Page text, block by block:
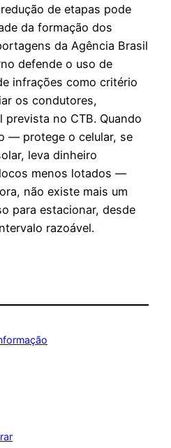
de etapas pode
da formação dos
da Agência Brasil
defende o uso de
infrações como critério
os condutores,
prevista no CTB. Quando
— protege o celular, se
leva dinheiro
menos lotados —
não existe mais um
para estacionar, desde
razoável.